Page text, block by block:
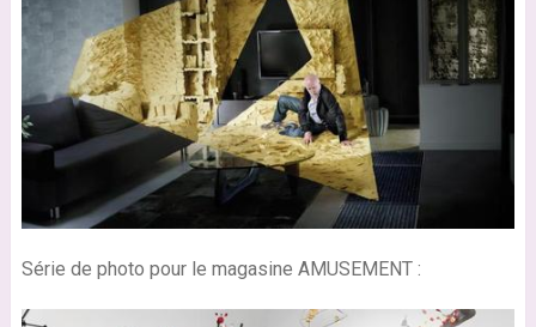
Série de photo pour le magasine AMUSEMENT :